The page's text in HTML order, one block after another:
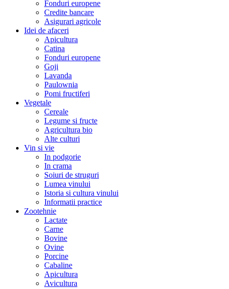
Fonduri europene
Credite bancare
Asigurari agricole
Idei de afaceri
Apicultura
Catina
Fonduri europene
Goji
Lavanda
Paulownia
Pomi fructiferi
Vegetale
Cereale
Legume si fructe
Agricultura bio
Alte culturi
Vin si vie
In podgorie
In crama
Soiuri de struguri
Lumea vinului
Istoria si cultura vinului
Informatii practice
Zootehnie
Lactate
Carne
Bovine
Ovine
Porcine
Cabaline
Apicultura
Avicultura